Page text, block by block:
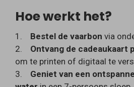
Hoe werkt het?
1. Bestel de vaarbon via
2. Ontvang de cadeaukaart
om te printen of digitaal te
3. Geniet van een